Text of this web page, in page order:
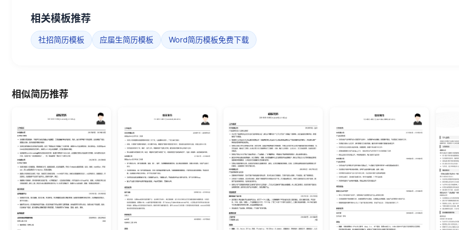
相关模板推荐
社招简历模板 应届生简历模板 Word简历模板免费下载
相似简历推荐